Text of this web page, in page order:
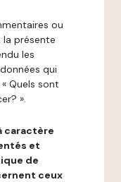
ou
présente
les
qui
Quels sont
».
caractère
et
de
ceux